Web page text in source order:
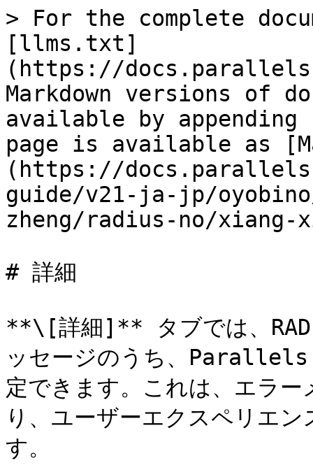
> For the complete
[llms.txt]
(https://
Markdown versions of
available by
page is available as
(https://
guide/v21-ja-jp/
zheng/radius-no/xiang-
# 詳細
**\[詳細]** タブでは、
ッセージのうち、
定できます。これは、エラ
り、ユーザーエクスペリエ
す。